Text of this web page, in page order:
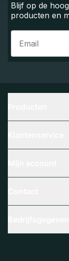
Blijf op de
producten en
Email